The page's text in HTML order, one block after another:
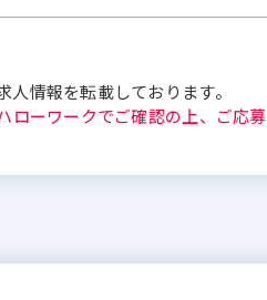
情報を転載しております。
ローワークでご確認の上、ご応募